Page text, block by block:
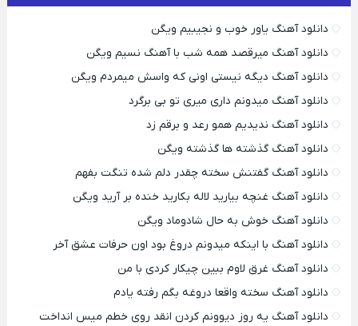
دانلود آهنگ یاور خوب و نجیبیم ویگن
دانلود آهنگ میرقصد همه شب با آهنگ نسیم ویگن
دانلود آهنگ دیگه نیستی اونی که واسش میمردم ویگن
دانلود آهنگ میدونم داری میری تو بی برگرد
دانلود آهنگ ندیدیم همو رعد و برقم زد
دانلود آهنگ گذشته ها گذشته ویگن
دانلود آهنگ گفتنش سخته چقدر دلم شده تنگت بفهم
دانلود آهنگ غنچه بیارید لاله بکارید خنده بر آرید ویگن
دانلود آهنگ خوش به حال شادوماد ویگن
دانلود آهنگ با اینکه میدونم دروغ بود اون حرفات عشق آخر
دانلود آهنگ غرق لاوم ببین چیکار کردی با من
دانلود آهنگ سخته واقعا دروغه بگم رفته یادم
دانلود آهنگ یه روز دیوونم کردن انقد روی خطم میس انداخت